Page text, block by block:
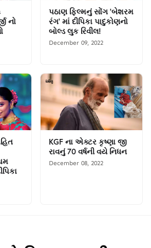
નો
પઠાણ ફિલ્મનું સોંગ 'બેશરમ
રંગ' માં દીપિકા પાદુકોણનો
બોલ્ડ લુક રિવીલ!
December 09, 2022
KGF ના એક્ટર કૃષ્ણા જી
રાવનું 70 વર્ષની વયે નિધન
December 08, 2022